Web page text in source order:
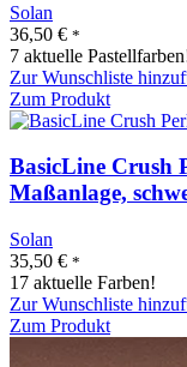
Solan
36,50 € *
7 aktuelle
Zur Wunschliste
Zum Produkt
BasicLine Crush
Maßanlage,
Solan
35,50 € *
17 aktuelle Farben!
Zur Wunschliste
Zum Produkt